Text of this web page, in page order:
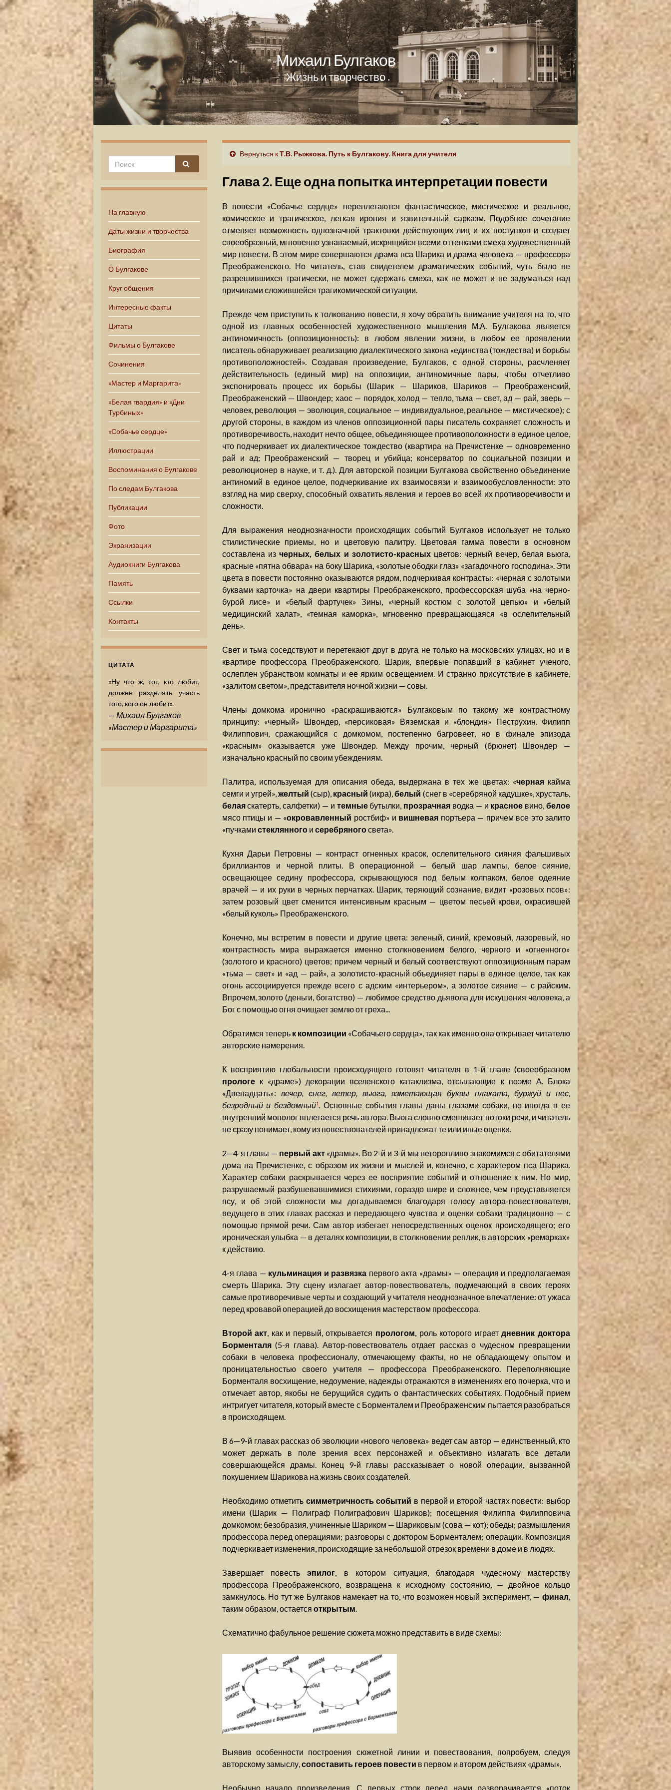
Михаил Булгаков
Жизнь и творчество
На главную
Даты жизни и творчества
Биография
О Булгакове
Круг общения
Интересные факты
Цитаты
Фильмы о Булгакове
Сочинения
«Мастер и Маргарита»
«Белая гвардия» и «Дни
Турбиных»
«Собачье сердце»
Иллюстрации
Воспоминания о Булгакове
По следам Булгакова
Публикации
Фото
Экранизации
Аудиокниги Булгакова
Память
Ссылки
Контакты
ЦИТАТА
«Ну что ж, тот, кто любит,
должен разделять участь
того, кого он любит».
— Михаил Булгаков
«Мастер и Маргарита»
Вернуться кТ.В. Рыжкова. Путь к Булгакову. Книга для учителя
Глава 2. Еще одна попытка интерпретации повести
В повести «Собачье сердце» переплетаются фантастическое, мистическое и реальное,
комическое и трагическое, легкая ирония и язвительный сарказм. Подобное сочетание
отменяет возможность однозначной трактовки действующих лиц и их поступков и создает
своеобразный, мгновенно узнаваемый, искрящийся всеми оттенками смеха художественный
мир повести. В этом мире совершаются драма пса Шарика и драма человека — профессора
Преображенского. Но читатель, став свидетелем драматических событий, чуть было не
разрешившихся трагически, не может сдержать смеха, как не может и не задуматься над
причинами сложившейся трагикомической ситуации.
Прежде чем приступить к толкованию повести, я хочу обратить внимание учителя на то, что
одной из главных особенностей художественного мышления М.А. Булгакова является
антиномичность (оппозиционность): в любом явлении жизни, в любом ее проявлении
писатель обнаруживает реализацию диалектического закона «единства (тождества) и борьбы
противоположностей». Создавая произведение, Булгаков, с одной стороны, расчленяет
действительность (единый мир) на оппозиции, антиномичные пары, чтобы отчетливо
экспонировать процесс их борьбы (Шарик — Шариков, Шариков — Преображенский,
Преображенский — Швондер; хаос — порядок, холод — тепло, тьма — свет, ад — рай, зверь —
человек, революция — эволюция, социальное — индивидуальное, реальное — мистическое); с
другой стороны, в каждом из членов оппозиционной пары писатель сохраняет сложность и
противоречивость, находит нечто общее, объединяющее противоположности в единое целое,
что подчеркивает их диалектическое тождество (квартира на Пречистенке — одновременно
рай и ад; Преображенский — творец и убийца; консерватор по социальной позиции и
революционер в науке, и т. д.). Для авторской позиции Булгакова свойственно объединение
антиномий в единое целое, подчеркивание их взаимосвязи и взаимообусловленности: это
взгляд на мир сверху, способный охватить явления и героев во всей их противоречивости и
сложности.
Для выражения неоднозначности происходящих событий Булгаков использует не только
стилистические приемы, но и цветовую палитру. Цветовая гамма повести в основном
составлена из черных, белых и золотисто-красныхцветов: черный вечер, белая вьюга,
красные «пятна обвара» на боку Шарика, «золотые ободки глаз» «загадочного господина». Эти
цвета в повести постоянно оказываются рядом, подчеркивая контрасты: «черная с золотыми
буквами карточка» на двери квартиры Преображенского, профессорская шуба «на черно-
бурой лисе» и «белый фартучек» Зины, «черный костюм с золотой цепью» и «белый
медицинский халат», «темная каморка», мгновенно превращающаяся «в ослепительный
день».
Свет и тьма соседствуют и перетекают друг в друга не только на московских улицах, но и в
квартире профессора Преображенского. Шарик, впервые попавший в кабинет ученого,
ослеплен убранством комнаты и ее ярким освещением. И странно присутствие в кабинете,
«залитом светом», представителя ночной жизни — совы.
Члены домкома иронично «раскрашиваются» Булгаковым по такому же контрастному
принципу: «черный» Швондер, «персиковая» Вяземская и «блондин» Пеструхин. Филипп
Филиппович, сражающийся с домкомом, постепенно багровеет, но в финале эпизода
«красным» оказывается уже Швондер. Между прочим, черный (брюнет) Швондер —
изначально красный по своим убеждениям.
Палитра, используемая для описания обеда, выдержана в тех же цветах: «чернаякайма
семги и угрей»,желтый (сыр), красный (икра),белый (снег в «серебряной кадушке», хрусталь,
белаяскатерть, салфетки) — и темныебутылки, прозрачная водка — и красное вино,белое
мясо птицы и — «окровавленный ростбиф» и вишневая портьера — причем все это залито
«пучками стеклянногои серебряногосвета».
Кухня Дарьи Петровны — контраст огненных красок, ослепительного сияния фальшивых
бриллиантов и черной плиты. В операционной — белый шар лампы, белое сияние,
освещающее седину профессора, скрывающуюся под белым колпаком, белое одеяние
врачей — и их руки в черных перчатках. Шарик, теряющий сознание, видит «розовых псов»:
затем розовый цвет сменится интенсивным красным — цветом песьей крови, окрасившей
«белый куколь» Преображенского.
Конечно, мы встретим в повести и другие цвета: зеленый, синий, кремовый, лазоревый, но
контрастность мира выражается именно столкновением белого, черного и «огненного»
(золотого и красного) цветов; причем черный и белый соответствуют оппозиционным парам
«тьма — свет» и «ад — рай», а золотисто-красный объединяет пары в единое целое, так как
огонь ассоциируется прежде всего с адским «интерьером», а золотое сияние — с райским.
Впрочем, золото (деньги, богатство) — любимое средство дьявола для искушения человека, а
Бог с помощью огня очищает землю от греха...
Обратимся теперь к композиции «Собачьего сердца», так как именно она открывает читателю
авторские намерения.
К восприятию глобальности происходящего готовят читателя в 1-й главе (своеобразном
прологек «драме») декорации вселенского катаклизма, отсылающие к поэме А. Блока
«Двенадцать»: вечер, снег, ветер, вьюга, взметающая буквы плаката, буржуй и пес,
безродный и бездомный1. Основные события главы даны глазами собаки, но иногда в ее
внутренний монолог вплетается речь автора. Вьюга словно смешивает потоки речи, и читатель
не сразу понимает, кому из повествователей принадлежат те или иные оценки.
2—4-я главы — первый акт«драмы». Во 2-й и 3-й мы неторопливо знакомимся с обитателями
дома на Пречистенке, с образом их жизни и мыслей и, конечно, с характером пса Шарика.
Характер собаки раскрывается через ее восприятие событий и отношение к ним. Но мир,
разрушаемый разбушевавшимися стихиями, гораздо шире и сложнее, чем представляется
псу, и об этой сложности мы догадываемся благодаря голосу автора-повествователя,
ведущего в этих главах рассказ и передающего чувства и оценки собаки традиционно — с
помощью прямой речи. Сам автор избегает непосредственных оценок происходящего; его
ироническая улыбка — в деталях композиции, в столкновении реплик, в авторских «ремарках»
к действию.
4-я глава — кульминация и развязка первого акта «драмы» — операция и предполагаемая
смерть Шарика. Эту сцену излагает автор-повествователь, подмечающий в своих героях
самые противоречивые черты и создающий у читателя неоднозначное впечатление: от ужаса
перед кровавой операцией до восхищения мастерством профессора.
Второй акт, как и первый, открывается прологом, роль которого играетдневник доктора
Борменталя(5-я глава). Автор-повествователь отдает рассказ о чудесном превращении
собаки в человека профессионалу, отмечающему факты, но не обладающему опытом и
проницательностью своего учителя — профессора Преображенского. Переполняющие
Борменталя восхищение, недоумение, надежды отражаются в изменениях его почерка, что и
отмечает автор, якобы не берущийся судить о фантастических событиях. Подобный прием
интригует читателя, который вместе с Борменталем и Преображенским пытается разобраться
в происходящем.
В 6—9-й главах рассказ об эволюции «нового человека» ведет сам автор — единственный, кто
может держать в поле зрения всех персонажей и объективно излагать все детали
совершающейся драмы. Конец 9-й главы рассказывает о новой операции, вызванной
покушением Шарикова на жизнь своих создателей.
Необходимо отметить симметричность событий в первой и второй частях повести: выбор
имени (Шарик — Полиграф Полиграфович Шариков); посещения Филиппа Филипповича
домкомом; безобразия, учиненные Шариком — Шариковым (сова — кот); обеды; размышления
профессора перед операциями; разговоры с доктором Борменталем; операции. Композиция
подчеркивает изменения, происходящие за небольшой отрезок времени в доме и в людях.
Завершает повестьэпилог, в котором ситуация, благодаря чудесному мастерству
профессора Преображенского, возвращена к исходному состоянию, — двойное кольцо
замкнулось. Но тут же Булгаков намекает на то, что возможен новый эксперимент, — финал,
таким образом, остается открытым.
Схематично фабульное решение сюжета можно представить в виде схемы:
Выявив особенности построения сюжетной линии и повествования, попробуем, следуя
авторскому замыслу,сопоставить героев повести в первом и втором действиях «драмы».
Необычно начало произведения. С первых строк перед нами разворачивается «поток